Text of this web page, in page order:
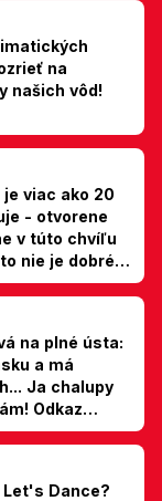
na
našich vôd!
viac ako 20
- otvorene
v túto chvíľu
nie je dobré,
na plné ústa:
a má
Ja chalupy
Odkaz
Let's Dance?